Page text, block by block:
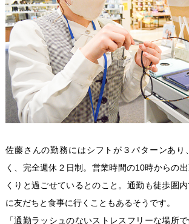
佐藤さんの勤務にはシフトが３パターンあり
く、完全週休２日制。営業時間の10時からの
くりと過ごせているとのこと。通勤も徒歩圏
に友だちと食事に行くこともあるそうです。
「通勤ラッシュのないストレスフリーな場所